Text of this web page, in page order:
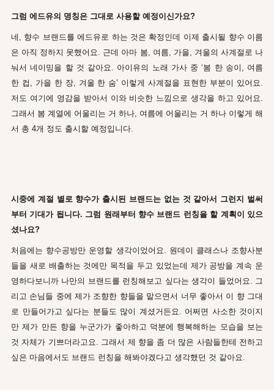
그럼 에드유의 명칭은 그대로 사용할 예정이신가요?
네, 향수 브랜드를 에드유로 하는 것은 확정인데 이제 출시될 향수 이름
은 아직 정하지 못했어요. 근데 아마 봄, 여름, 가을, 겨울의 사계절로 나
눠서 네이밍을 할 것 같아요. 아이유의 노래 가사 중 ‘봄 한 송이, 여름
한 컵, 가을 한 장, 겨울 한 숨’ 이렇게 사계절을 표현한 부분이 있어요.
저도 여기에 영감을 받아서 이와 비슷한 느낌으로 생각을 하고 있어요.
그래서 봄 계열에 어울리는 거 하나, 여름에 어울리는 거 하나 이렇게 해
서 총 4개 정도 출시할 예정입니다.
시중에 계절 별로 향수가 출시된 브랜드는 없는 것 같아서 그런지 벌써
부터 기대가 됩니다. 그럼 원래부터 향수 브랜드 런칭을 할 계획이 있으
셨나요?
처음에는 향수공방만 운영할 생각이었어요. 원데이 클래스나 조향사분
들을 새로 배출하는 것에만 목적을 두고 있었는데 제가 공방을 계속 운
영하다보니까 나만의 브랜드를 런칭해보고 싶다는 생각이 들었어요. 그
리고 손님들 중에 제가 조향한 향들을 맡으면서 너무 좋아서 이 향 그대
로 만들어가고 싶다는 분들도 많이 계셨거든요. 어쩌면 사소한 것이지
만 제가 만든 향을 누군가가 좋아하고 덕분에 행복해하는 모습을 보는
것 자체가 기쁘더라고요. 그래서 제 향을 좀 더 많은 사람들한테 전하고
싶은 마음에서도 브랜드 런칭을 해봐야겠다고 생각했던 것 같아요.